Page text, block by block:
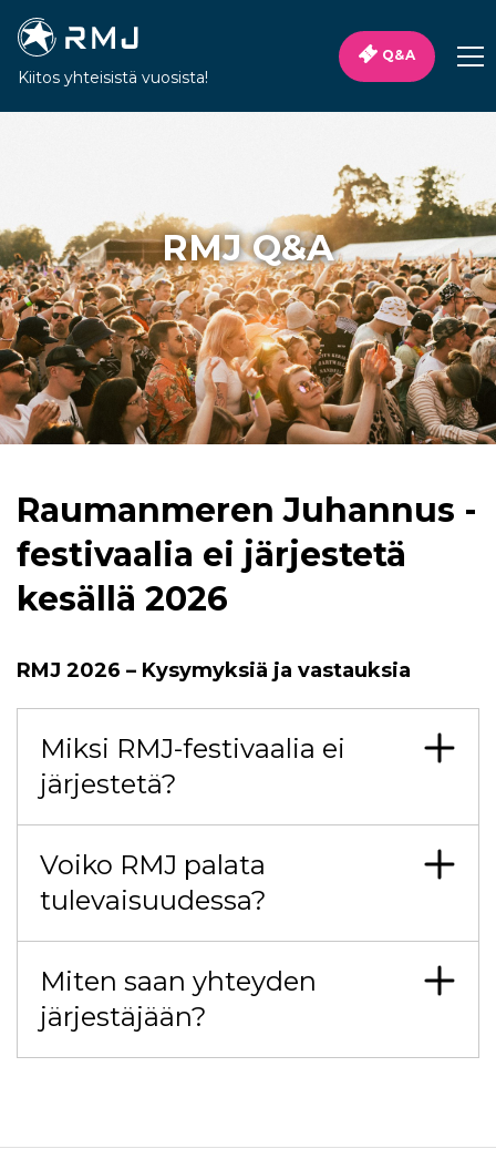
Kiitos yhteisistä vuosista!
Q&A
RMJ Q&A
Raumanmeren Juhannus -
festivaalia ei järjestetä
kesällä 2026
RMJ 2026 – Kysymyksiä ja vastauksia
Miksi RMJ-festivaalia ei
järjestetä?
Voiko RMJ palata
tulevaisuudessa?
Miten saan yhteyden
järjestäjään?